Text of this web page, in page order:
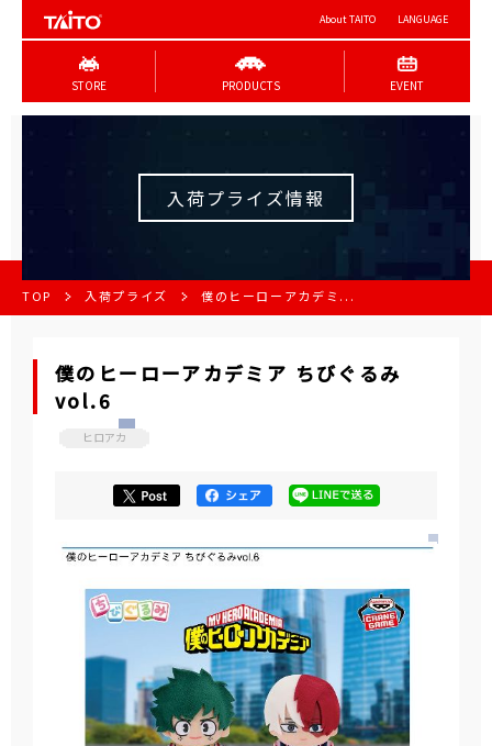
About TAITO LANGUAGE
STORE PRODUCTS EVENT
入荷プライズ情報
TOP 入荷プライズ 僕のヒーローアカデミ...
僕のヒーローアカデミア ちびぐるみ
vol.6
ヒロアカ